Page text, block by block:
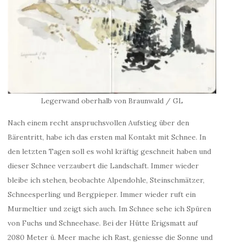
Legerwand oberhalb von Braunwald / GL
Nach einem recht anspruchsvollen Aufstieg über den
Bärentritt, habe ich das ersten mal Kontakt mit Schnee. In
den letzten Tagen soll es wohl kräftig geschneit haben und
dieser Schnee verzaubert die Landschaft. Immer wieder
bleibe ich stehen, beobachte Alpendohle, Steinschmätzer,
Schneesperling und Bergpieper. Immer wieder ruft ein
Murmeltier und zeigt sich auch. Im Schnee sehe ich Spüren
von Fuchs und Schneehase. Bei der Hütte Erigsmatt auf
2080 Meter ü. Meer mache ich Rast, geniesse die Sonne und